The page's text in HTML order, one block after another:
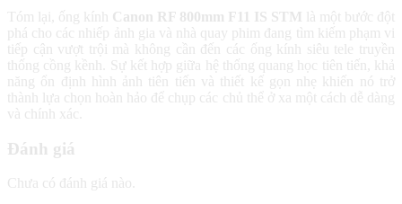
Tóm lại, ống kính Canon RF 800mm F11 IS STM
là một bước đột
phá cho các nhiếp ảnh gia và nhà quay phim đang tìm kiếm phạm vi
tiếp cận vượt trội mà không cần đến các ống kính siêu tele truyền
thống cồng kềnh. Sự kết hợp giữa hệ thống quang học tiên tiến, khả
năng ổn định hình ảnh tiên tiến và thiết kế gọn nhẹ khiến nó trở
thành lựa chọn hoàn hảo để chụp các chủ thể ở xa một cách dễ dàng
và chính xác.
Đánh giá
Chưa có đánh giá nào.